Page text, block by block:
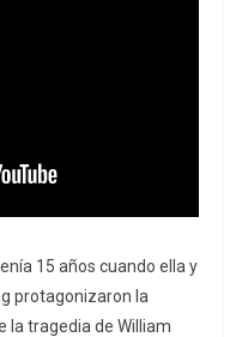
15 años cuando ella y
protagonizaron la
la tragedia de William